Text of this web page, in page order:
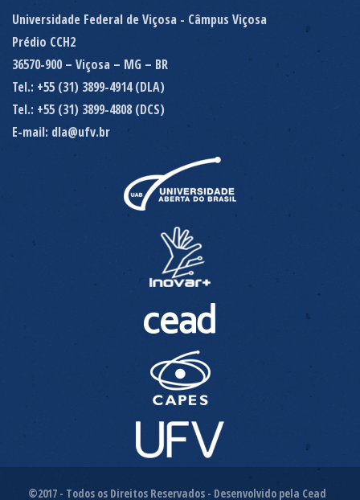
Universidade Federal de Viçosa - Câmpus Viçosa
Prédio CCH2
36570-900 – Viçosa – MG – BR
Tel.: +55 (31) 3899-4914 (DLA)
Tel.: +55 (31) 3899-4808 (DCS)
E-mail: dla@ufv.br
©2017 - Todos os Direitos Reservados - Desenvolvido pela Cead